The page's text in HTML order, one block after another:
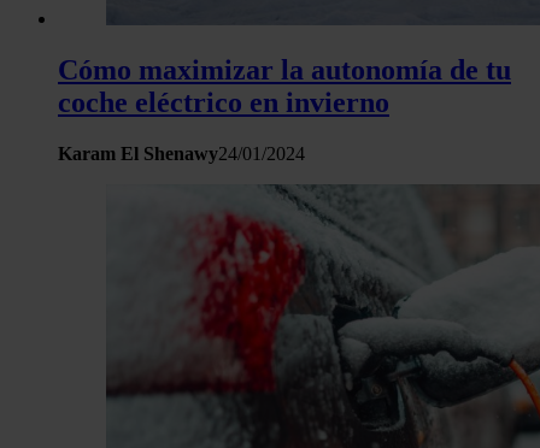
Cómo maximizar la autonomía de tu
coche eléctrico en invierno
Karam El Shenawy24/01/2024